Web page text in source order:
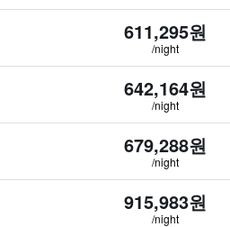
611,295원
/night
642,164원
/night
679,288원
/night
915,983원
/night